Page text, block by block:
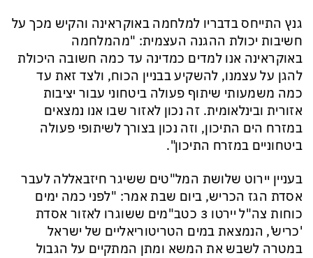
גנץ התייחס בדבריו למלחמה באוקראינה והקיש מכך על
חשיבות יכולת ההגנה העצמית: "מהמלחמה
באוקראינה אנו למדים כמדינה עד כמה חשובה היכולת
להגן על עצמנו, להשקיע בבניין הכוח, ולצד זאת עד
כמה משמעותי שיתוף פעולה ביטחוני עבור יציבות
אזורית ובינלאומית. זה נכון לאזור שבו אנו נמצאים
במזרח הים התיכון, וזה נכון בצורך לשיתופי פעולה
ביטחוניים במזרח התיכון".
בעניין יירוט שלושת המל"טים ששיגר חיזבאללה לעבר
אסדת הגז הכריש, ביום שבת אמר: "לפני כמה ימים
כוחות צה"ל יירטו 3 כטב"מים ששוגרו לאזור אסדת
'כריש', הנמצאת במים הטריטוריאליים של ישראל
במטרה לשבש את המשא ומתן המתקיים על הגבול